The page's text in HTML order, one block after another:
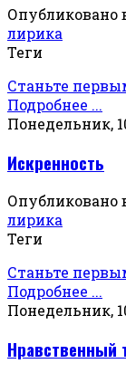
Опубликовано
лирика
Теги
Станьте
Подробнее ...
Понедельник,
Искренность
Опубликовано
лирика
Теги
Станьте
Подробнее ...
Понедельник,
Нравственный